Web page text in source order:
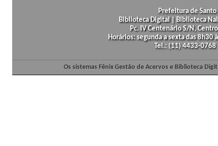
Prefeitura de
Biblioteca Digital | Biblioteca
Pc. IV Centenário S/N,
Horários: segunda a sexta das
Tel.: (11) 4433-
Os sistemas Fênix Gestão de Acervos e Biblioteca